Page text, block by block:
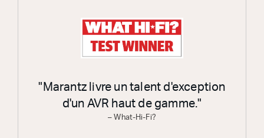
"Marantz livre un talent d'exception
d'un AVR haut de gamme."
– What-Hi-Fi?